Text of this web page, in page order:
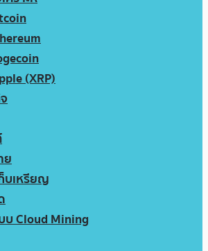
(XRP)
ย
บเหรียญ
บ Cloud Mining